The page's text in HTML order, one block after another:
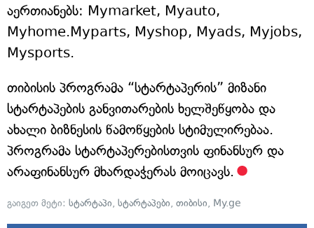
აერთიანებს: Mymarket, Myauto,
Myhome.Myparts, Myshop, Myads, Myjobs,
Mysports.
თიბისის პროგრამა “სტარტაპერის” მიზანი
სტარტაპების განვითარების ხელშეწყობა და
ახალი ბიზნესის წამოწყების სტიმულირებაა.
პროგრამა სტარტაპერებისთვის ფინანსურ და
არაფინანსურ მხარდაჭერას მოიცავს.
გაიგეთ მეტი: სტარტაპი, სტარტაპები, თიბისი, My.ge